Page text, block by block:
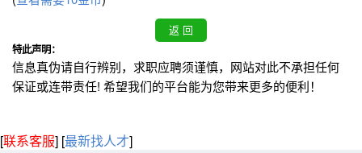
特此声明：
信息真伪请自行辨别，求职应聘须谨慎，网站对此不承担任何
保证或连带责任! 希望我们的平台能为您带来更多的便利！
[联系客服] [最新找人才]